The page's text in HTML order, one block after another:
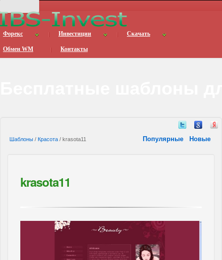
Форекс Инвестиции Скачать
Обмен WM Контакты
Шаблоны / Красота / krasota11 Популярные Новые
krasota11